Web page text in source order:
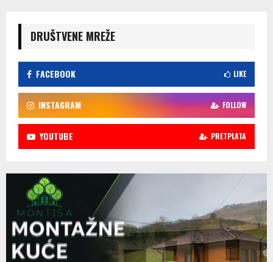
DRUŠTVENE MREŽE
FACEBOOK LIKE
INSTAGRAM FOLLOW
YOUTUBE PRETPLATA